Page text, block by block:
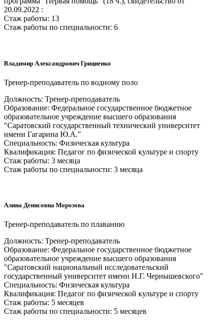
20.09.2022 :
Стаж работы: 13
Стаж работы по специальности: 6
Владимир Александрович Грициенко
Тренер-преподаватель по водному поло
Должность: Тренер-преподаватель
Образование: Федеральное государственное бюджетное
образовательное учреждение высшего образования
"Саратовский государственный технический университет
имени Гагарина Ю.А."
Специальность: Физическая культура
Квалификация: Педагог по физической культуре и спорту
Стаж работы: 3 месяца
Стаж работы по специальности: 3 месяца
Алина Денисовна Морозова
Тренер-преподаватель по плаванию
Должность: Тренер-преподаватель
Образование: Федеральное государственное бюджетное
образовательное учреждение высшего образования
"Саратовский национальный исследовательский
государственный университет имени Н.Г. Чернышевского"
Специальность: Физическая культура
Квалификация: Педагог по физической культуре и спорту
Стаж работы: 5 месяцев
Стаж работы по специальности: 5 месяцев